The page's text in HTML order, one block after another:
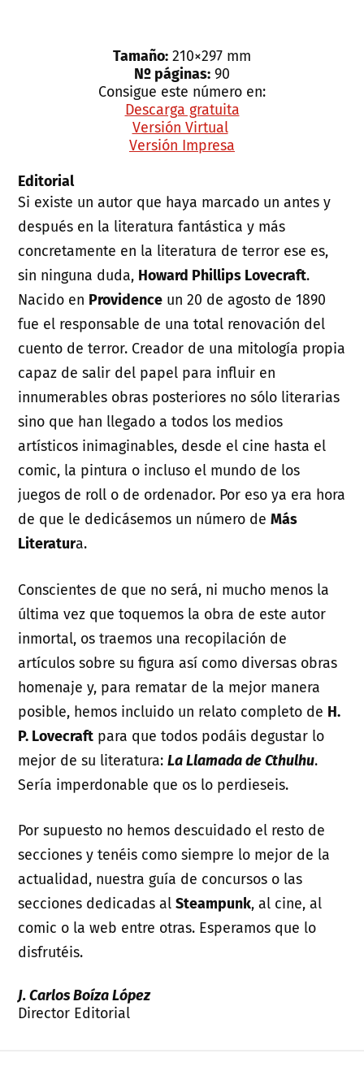
Tamaño: 210×297 mm
Nº páginas: 90
Consigue este número en:
Descarga gratuita
Versión Virtual
Versión Impresa
Editorial
Si existe un autor que haya marcado un antes y
después en la literatura fantástica y más
concretamente en la literatura de terror ese es,
sin ninguna duda, Howard Phillips Lovecraft.
Nacido en Providence un 20 de agosto de 1890
fue el responsable de una total renovación del
cuento de terror. Creador de una mitología propia
capaz de salir del papel para influir en
innumerables obras posteriores no sólo literarias
sino que han llegado a todos los medios
artísticos inimaginables, desde el cine hasta el
comic, la pintura o incluso el mundo de los
juegos de roll o de ordenador. Por eso ya era hora
de que le dedicásemos un número deMás
Literatura.
Conscientes de que no será, ni mucho menos la
última vez que toquemos la obra de este autor
inmortal, os traemos una recopilación de
artículos sobre su figura así como diversas obras
homenaje y, para rematar de la mejor manera
posible, hemos incluido un relato completo de H.
P. Lovecraft para que todos podáis degustar lo
mejor de su literatura:La Llamada de Cthulhu.
Sería imperdonable que os lo perdieseis.
Por supuesto no hemos descuidado el resto de
secciones y tenéis como siempre lo mejor de la
actualidad, nuestra guía de concursos o las
secciones dedicadas alSteampunk, al cine, al
comic o la web entre otras. Esperamos que lo
disfrutéis.
J. Carlos Boíza López
Director Editorial